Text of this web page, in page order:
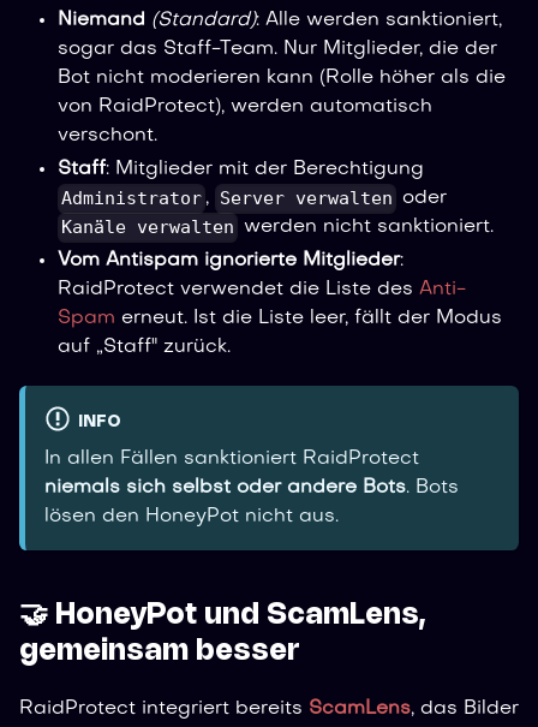
Niemand (Standard): Alle werden sanktioniert,
sogar das Staff-Team. Nur Mitglieder, die der
Bot nicht moderieren kann (Rolle höher als die
von RaidProtect), werden automatisch
verschont.
Staff: Mitglieder mit der Berechtigung
Administrator , Server verwalten oder
Kanäle verwalten werden nicht sanktioniert.
Vom Antispam ignorierte Mitglieder:
RaidProtect verwendet die Liste des Anti-
Spam erneut. Ist die Liste leer, fällt der Modus
auf „Staff" zurück.
INFO
In allen Fällen sanktioniert RaidProtect
niemals sich selbst oder andere Bots. Bots
lösen den HoneyPot nicht aus.
🤝 HoneyPot und ScamLens,
gemeinsam besser
RaidProtect integriert bereits ScamLens, das Bilder